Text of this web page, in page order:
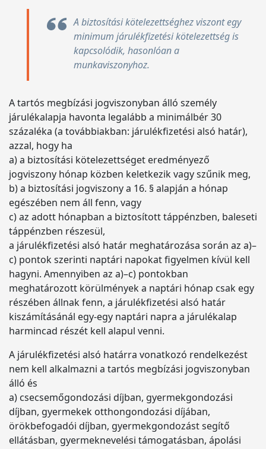
A biztosítási kötelezettséghez viszont egy
minimum járulékfizetési kötelezettség is
kapcsolódik, hasonlóan a
munkaviszonyhoz.
A tartós megbízási jogviszonyban álló személy
járulékalapja havonta legalább a minimálbér 30
százaléka (a továbbiakban: járulékfizetési alsó határ),
azzal, hogy ha
a) a biztosítási kötelezettséget eredményező
jogviszony hónap közben keletkezik vagy szűnik meg,
b) a biztosítási jogviszony a 16. § alapján a hónap
egészében nem áll fenn, vagy
c) az adott hónapban a biztosított táppénzben, baleseti
táppénzben részesül,
a járulékfizetési alsó határ meghatározása során az a)–
c) pontok szerinti naptári napokat figyelmen kívül kell
hagyni. Amennyiben az a)–c) pontokban
meghatározott körülmények a naptári hónap csak egy
részében állnak fenn, a járulékfizetési alsó határ
kiszámításánál egy-egy naptári napra a járulékalap
harmincad részét kell alapul venni.
A járulékfizetési alsó határra vonatkozó rendelkezést
nem kell alkalmazni a tartós megbízási jogviszonyban
álló és
a) csecsemőgondozási díjban, gyermekgondozási
díjban, gyermekek otthongondozási díjában,
örökbefogadói díjban, gyermekgondozást segítő
ellátásban, gyermeknevelési támogatásban, ápolási